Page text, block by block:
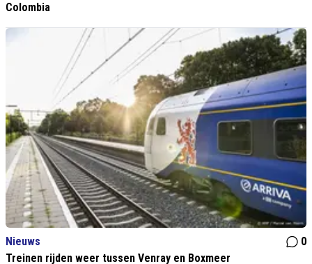
Colombia
Nieuws
0
Treinen rijden weer tussen Venray en Boxmeer